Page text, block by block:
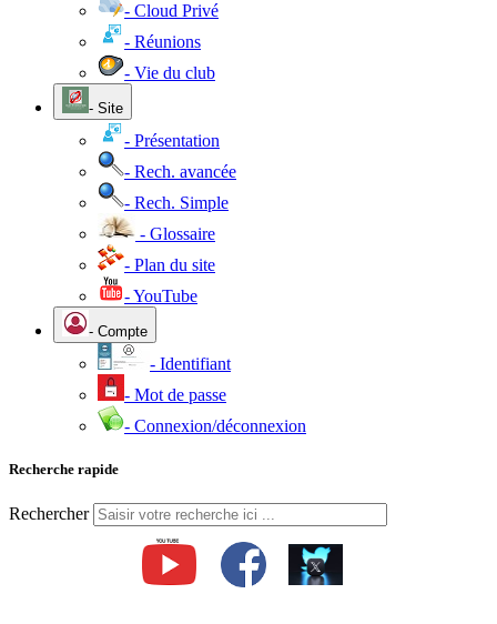
- Cloud Privé
- Réunions
- Vie du club
- Site
- Présentation
- Rech. avancée
- Rech. Simple
- Glossaire
- Plan du site
- YouTube
- Compte
- Identifiant
- Mot de passe
- Connexion/déconnexion
Recherche rapide
Rechercher